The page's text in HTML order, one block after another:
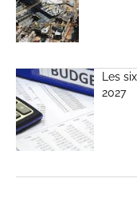
Les
2027